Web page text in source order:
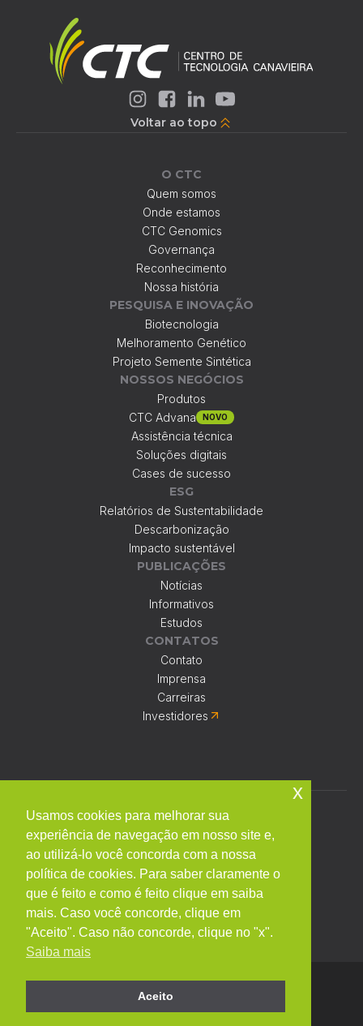
Voltar ao topo
O CTC
Quem somos
Onde estamos
CTC Genomics
Governança
Reconhecimento
Nossa história
PESQUISA E INOVAÇÃO
Biotecnologia
Melhoramento Genético
Projeto Semente Sintética
NOSSOS NEGÓCIOS
Produtos
CTC Advana
NOVO
Assistência técnica
Soluções digitais
Cases de sucesso
ESG
Relatórios de Sustentabilidade
Descarbonização
Impacto sustentável
PUBLICAÇÕES
Notícias
Informativos
Estudos
CONTATOS
Contato
Imprensa
Carreiras
Investidores
Fazenda Santo Antônio, S/N, Bairro Santo Antônio
Piracicaba - SP - CEP 13400-970
Caixa Postal 162
Política de privacidade
CGF
Guia Prático P2P
CTC. Todos os direitos reservados
Usamos cookies para melhorar sua
experiência de navegação em nosso site e,
ao utilizá-lo você concorda com a nossa
política de cookies. Para saber claramente o
que é feito e como é feito clique em saiba
mais. Caso você concorde, clique em
"Aceito". Caso não concorde, clique no "x".
Saiba mais
Aceito
x